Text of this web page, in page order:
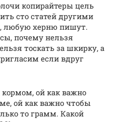
копирайтеры цель
сто статей другими
любую херню пишут.
почему нельзя
тоскать за шкирку, а
если вдруг
ой как важно
ой как важно чтобы
то грамм. Какой